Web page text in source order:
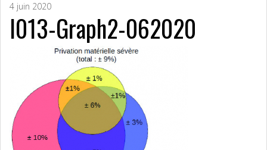
4 juin 2020
I013-Graph2-062020